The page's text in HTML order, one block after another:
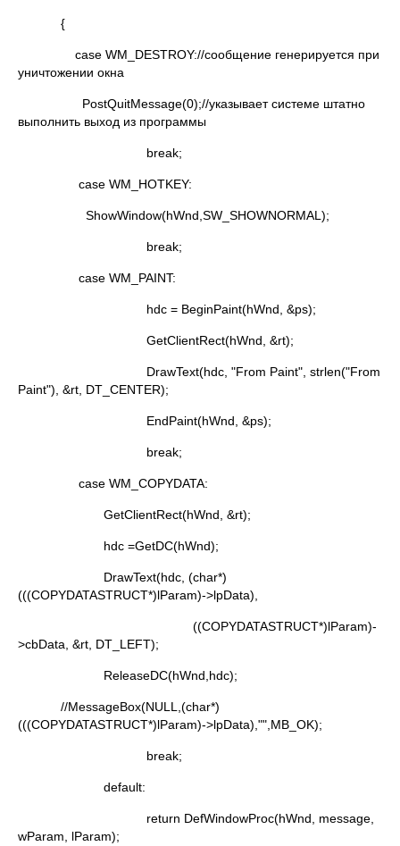
{
case WM_DESTROY://сообщение генерируется при
уничтожении окна
PostQuitMessage(0);//указывает системе штатно
выполнить выход из программы
break;
case WM_HOTKEY:
ShowWindow(hWnd,SW_SHOWNORMAL);
break;
case WM_PAINT:
hdc = BeginPaint(hWnd, &ps);
GetClientRect(hWnd, &rt);
DrawText(hdc, "From Paint", strlen("From
Paint"), &rt, DT_CENTER);
EndPaint(hWnd, &ps);
break;
case WM_COPYDATA:
GetClientRect(hWnd, &rt);
hdc =GetDC(hWnd);
DrawText(hdc, (char*)
(((COPYDATASTRUCT*)lParam)->lpData),
((COPYDATASTRUCT*)lParam)-
>cbData, &rt, DT_LEFT);
ReleaseDC(hWnd,hdc);
//MessageBox(NULL,(char*)
(((COPYDATASTRUCT*)lParam)->lpData),"",MB_OK);
break;
default:
return DefWindowProc(hWnd, message,
wParam, lParam);